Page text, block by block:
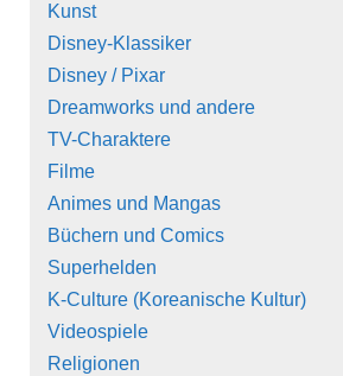
Kunst
Disney-Klassiker
Disney / Pixar
Dreamworks und andere
TV-Charaktere
Filme
Animes und Mangas
Büchern und Comics
Superhelden
K-Culture (Koreanische Kultur)
Videospiele
Religionen